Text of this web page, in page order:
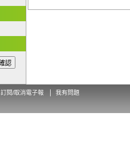
訂閱/取消電子報 我有問題